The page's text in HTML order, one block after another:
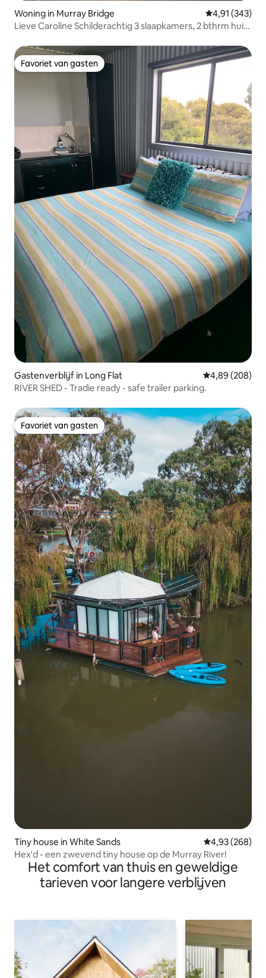
Woning in Murray Bridge Gemiddelde
4,91 (343)
Lieve Caroline Schilderachtig 3 slaapkamers, 2 bthrm huis
Favoriet van gasten
Favoriet van gasten
Gastenverblijf in Long Flat Gemiddelde
4,89 (208)
RIVER SHED - Tradie ready - safe trailer parking.
Favoriet van gasten
Favoriet van gasten
Tiny house in White Sands Gemiddelde
4,93 (268)
Hex'd - een zwevend tiny house op de Murray River!
Het comfort van thuis en geweldige
tarieven voor langere verblijven